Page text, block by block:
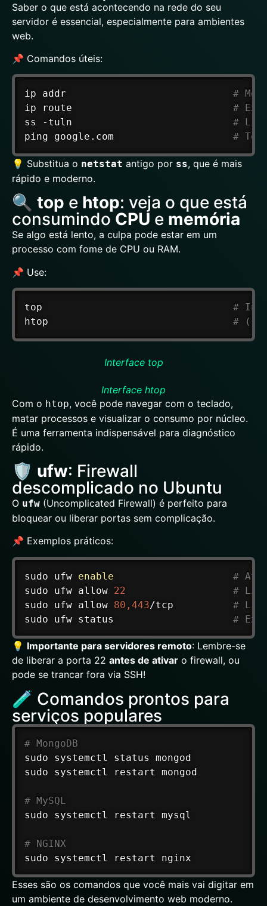
Saber o que está acontecendo na rede do seu
servidor é essencial, especialmente para ambientes
web.
📌 Comandos úteis:
ip addr #
ip route #
ss -tuln #
ping google.com #
💡 Substitua o netstat antigo por ss, que é mais
rápido e moderno.
🔍 top e htop: veja o que está
consumindo CPU e memória
Se algo está lento, a culpa pode estar em um
processo com fome de CPU ou RAM.
📌 Use:
top
#
htop
#
Interface top
Interface htop
Com o htop, você pode navegar com o teclado,
matar processos e visualizar o consumo por núcleo.
É uma ferramenta indispensável para diagnóstico
rápido.
🛡️ ufw: Firewall
descomplicado no Ubuntu
O ufw (Uncomplicated Firewall) é perfeito para
bloquear ou liberar portas sem complicação.
📌 Exemplos práticos:
sudo ufw enable
#
sudo ufw allow 22
#
sudo ufw allow 80,443/tcp #
sudo ufw status #
💡 Importante para servidores remoto: Lembre-se
de liberar a porta 22 antes de ativar o firewall, ou
pode se trancar fora via SSH!
🧪 Comandos prontos para
serviços populares
# MongoDB
sudo
sudo systemctl restart mongod
# MySQL
sudo systemctl restart mysql
# NGINX
sudo systemctl restart nginx
Esses são os comandos que você mais vai digitar em
um ambiente de desenvolvimento web moderno.